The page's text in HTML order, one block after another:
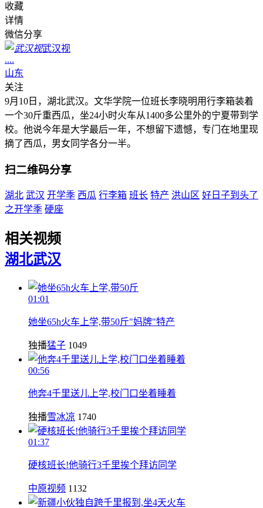
收藏
详情
微信分享
武汉视
....
山东
关注
9月10日，湖北武汉。文华学院一位班长李晓明用行李箱装着
一个30斤重西瓜，坐24小时火车从1400多公里外的宁夏带到学
校。他说今年是大学最后一年，不想留下遗憾，专门在地里现
摘了西瓜，男女同学各分一半。
扫二维码分享
湖北 武汉 开学季 西瓜 行李箱 班长 特产 洪山区 好日子到头了
之开学季 硬座
相关视频
湖北武汉
01:01
她坐65h火车上学,带50斤"妈牌"特产
独播猛子 1049
00:56
他奔4千里送儿上学,校门口坐着睡着
独播雪冰凉 1740
01:37
硬核班长!他骑行3千里挨个拜访同学
中原视频 1132